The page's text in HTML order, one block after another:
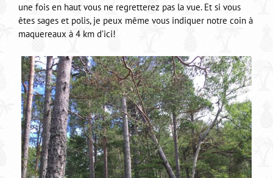
une fois en haut vous ne regretterez pas la vue. Et si vous
êtes sages et polis, je peux même vous indiquer notre coin à
maquereaux à 4 km d’ici!